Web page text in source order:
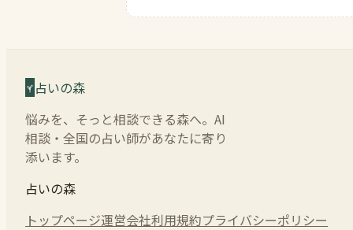
占いの森
悩みを、そっと相談できる森へ。AI
相談・全国の占い師があなたに寄り
添います。
占いの森
トップページ運営会社利用規約プライバシーポリシー